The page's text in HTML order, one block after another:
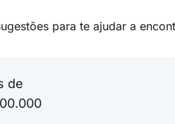
para te ajudar a
de